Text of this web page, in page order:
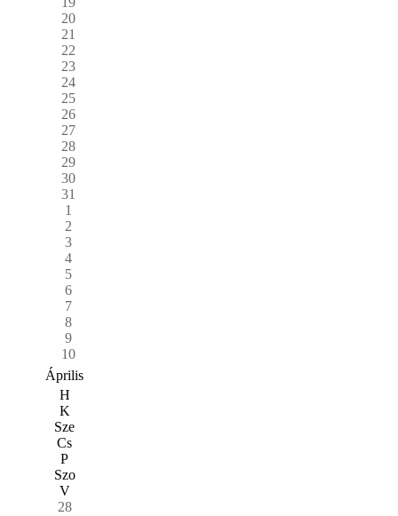
20
21
22
23
24
25
26
27
28
29
30
31
1
2
3
4
5
6
7
8
9
10
Április
H
K
Sze
Cs
P
Szo
V
28